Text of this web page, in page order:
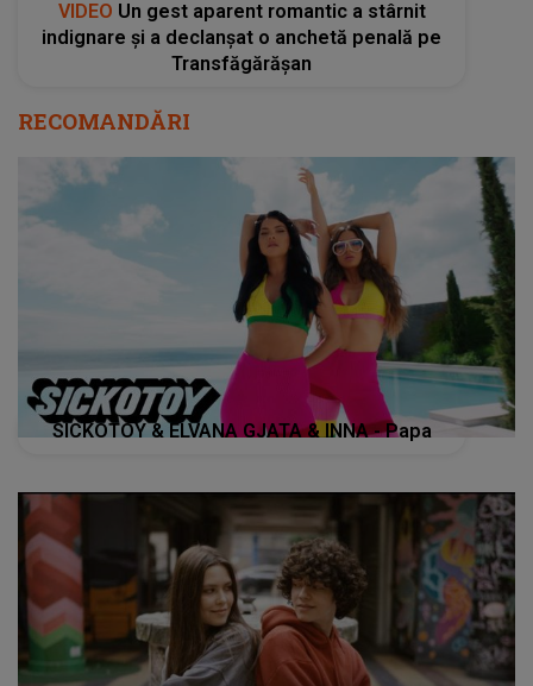
VIDEO Un gest aparent romantic a stârnit
indignare și a declanșat o anchetă penală pe
Transfăgărășan
RECOMANDĂRI
SICKOTOY & ELVANA GJATA & INNA - Papa